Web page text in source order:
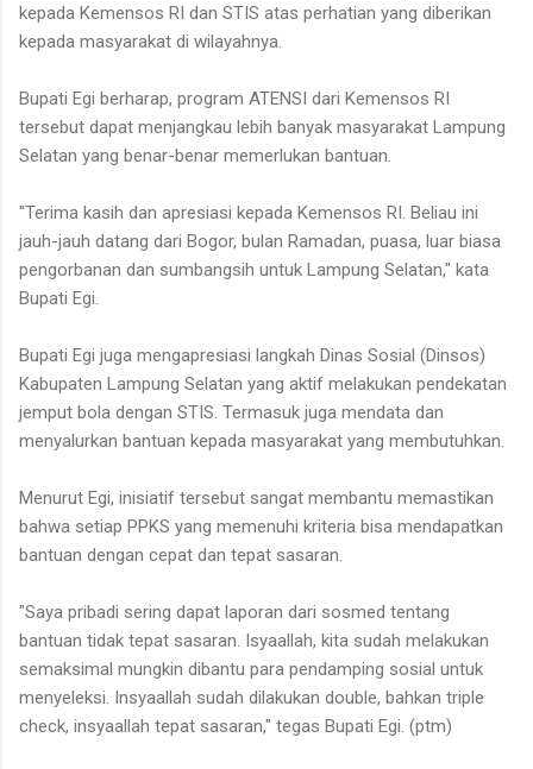
kepada Kemensos RI dan STIS atas perhatian yang diberikan
kepada masyarakat di wilayahnya.
Bupati Egi berharap, program ATENSI dari Kemensos RI
tersebut dapat menjangkau lebih banyak masyarakat Lampung
Selatan yang benar-benar memerlukan bantuan.
"Terima kasih dan apresiasi kepada Kemensos RI. Beliau ini
jauh-jauh datang dari Bogor, bulan Ramadan, puasa, luar biasa
pengorbanan dan sumbangsih untuk Lampung Selatan," kata
Bupati Egi.
Bupati Egi juga mengapresiasi langkah Dinas Sosial (Dinsos)
Kabupaten Lampung Selatan yang aktif melakukan pendekatan
jemput bola dengan STIS. Termasuk juga mendata dan
menyalurkan bantuan kepada masyarakat yang membutuhkan.
Menurut Egi, inisiatif tersebut sangat membantu memastikan
bahwa setiap PPKS yang memenuhi kriteria bisa mendapatkan
bantuan dengan cepat dan tepat sasaran.
"Saya pribadi sering dapat laporan dari sosmed tentang
bantuan tidak tepat sasaran. Isyaallah, kita sudah melakukan
semaksimal mungkin dibantu para pendamping sosial untuk
menyeleksi. Insyaallah sudah dilakukan double, bahkan triple
check, insyaallah tepat sasaran," tegas Bupati Egi. (ptm)